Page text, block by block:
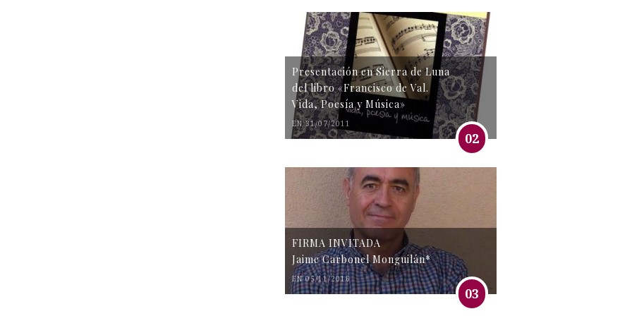
Presentación en Sierra de Luna
del libro «Francisco de Val.
Vida, Poesía y Música»
EN 31/07/2011
02
FIRMA INVITADA
Jaime Carbonel Monguilán*
EN 05/11/2016
03